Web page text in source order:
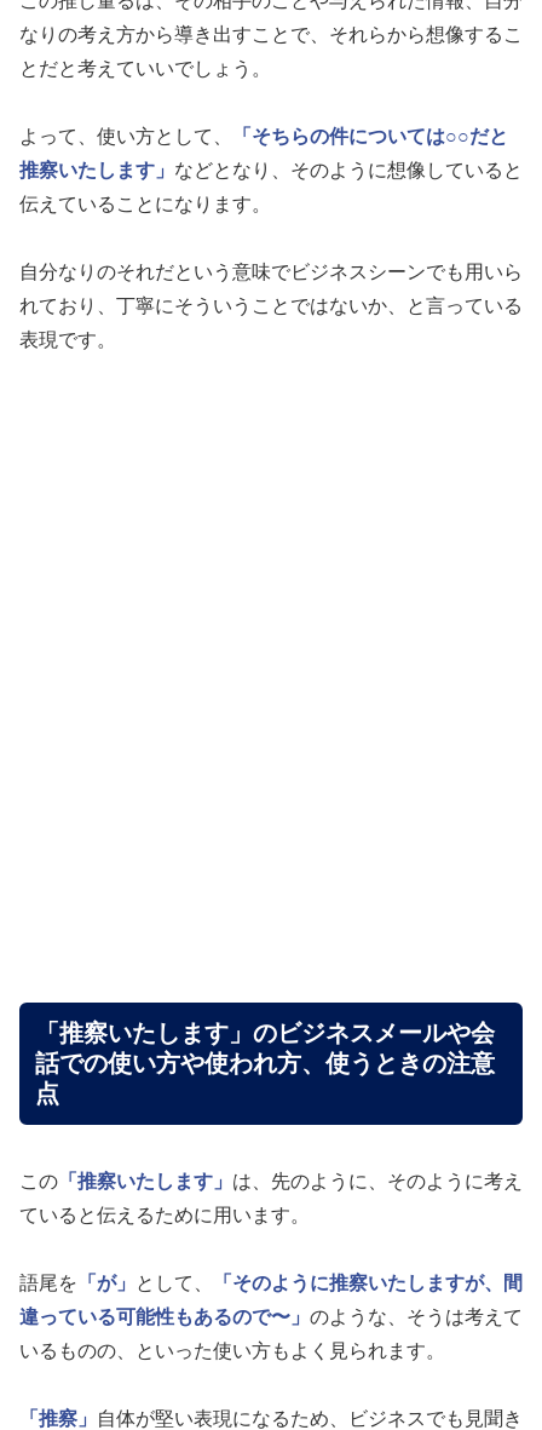
なりの考え方から導き出すことで、それらから想像するこ
とだと考えていいでしょう。
よって、使い方として、
「そちらの件については○○だと
推察いたします」 などとなり、そのように想像していると
伝えていることになります。
自分なりのそれだという意味でビジネスシーンでも用いら
れており、丁寧にそういうことではないか、と言っている
表現です。
「推察いたします」のビジネスメールや会
話での使い方や使われ方、使うときの注意
点
この 「推察いたします」 は、先のように、そのように考え
ていると伝えるために用います。
語尾を 「が」 として、
「そのように推察いたしますが、間
違っている可能性もあるので〜」 のような、そうは考えて
いるものの、といった使い方もよく見られます。
「推察」
自体が堅い表現になるため、ビジネスでも見聞き